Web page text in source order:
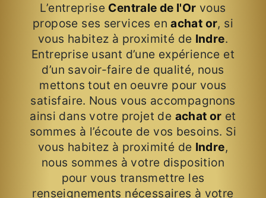
L’entreprise Centrale de l'Or vous
propose ses services enachat or, si
vous habitez à proximité de Indre.
Entreprise usant d’une expérience et
d’un savoir-faire de qualité, nous
mettons tout en oeuvre pour vous
satisfaire. Nous vous accompagnons
ainsi dans votre projet de achat or et
sommes à l’écoute de vos besoins. Si
vous habitez à proximité de Indre,
nous sommes à votre disposition
pour vous transmettre les
renseignements nécessaires à votre